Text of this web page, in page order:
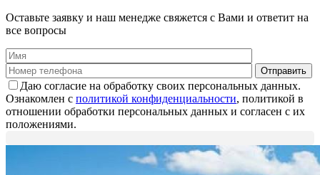
Оставьте заявку и наш менедже свяжется с Вами и ответит на
все вопросы
Даю согласие на обработку своих персональных данных.
Ознакомлен с политикой конфиденциальности, политикой в
отношении обработки персональных данных и согласен с их
положениями.